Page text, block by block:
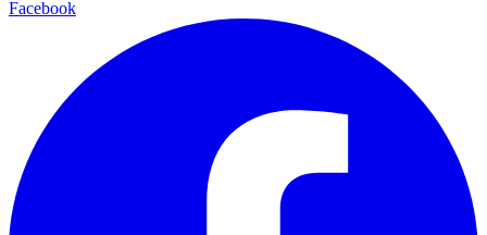
Facebook